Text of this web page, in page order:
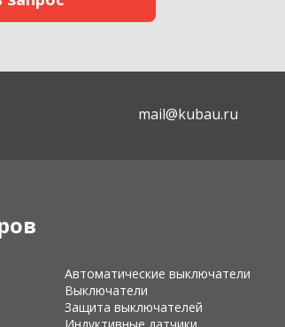
mail@kubau.ru
Автоматические выключатели
Выключатели
Защита выключателей